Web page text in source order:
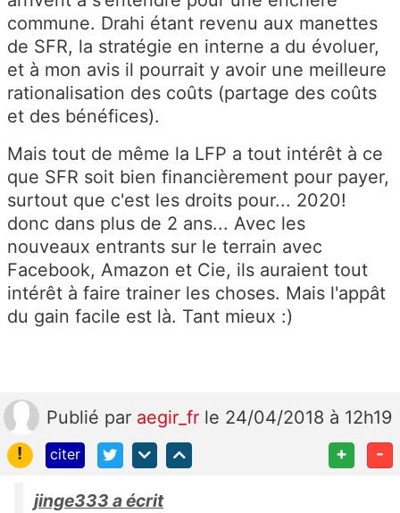
commune. Drahi étant revenu aux manettes
de SFR, la stratégie en interne a du évoluer,
et à mon avis il pourrait y avoir une meilleure
rationalisation des coûts (partage des coûts
et des bénéfices).
Mais tout de même la LFP a tout intérêt à ce
que SFR soit bien financièrement pour payer,
surtout que c'est les droits pour... 2020!
donc dans plus de 2 ans... Avec les
nouveaux entrants sur le terrain avec
Facebook, Amazon et Cie, ils auraient tout
intérêt à faire trainer les choses. Mais l'appât
du gain facile est là. Tant mieux :)
Publié par aegir_fr le 24/04/2018 à 12h19
!
citer + -
jinge333 a écrit